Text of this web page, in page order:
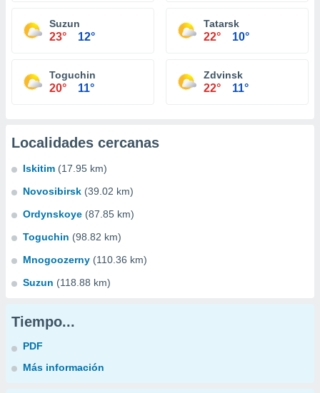
Suzun
23° 12°
Tatarsk
22° 10°
Toguchin
20° 11°
Zdvinsk
22° 11°
Localidades cercanas
Iskitim (17.95 km)
Novosibirsk (39.02 km)
Ordynskoye (87.85 km)
Toguchin (98.82 km)
Mnogoozerny (110.36 km)
Suzun (118.88 km)
Tiempo...
PDF
Más información